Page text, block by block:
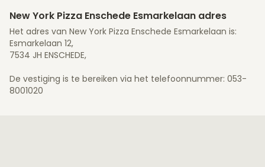
New York Pizza Enschede Esmarkelaan adres
Het adres van New York Pizza Enschede Esmarkelaan is:
Esmarkelaan 12,
7534 JH ENSCHEDE,
De vestiging is te bereiken via het telefoonnummer: 053-
8001020